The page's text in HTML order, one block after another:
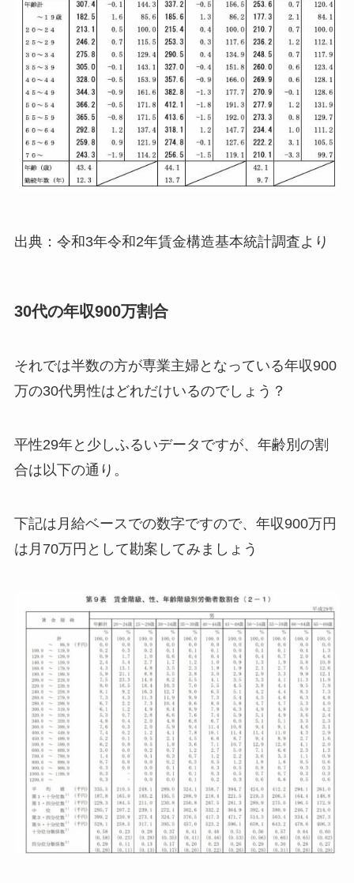
出典：令和3年令和2年賃金構造基本統計調査より
30代の年収900万割合
それでは半数の方が専業主婦となっている年収900
万の30代男性はどれだけいるのでしょう？
平性29年と少しふるいデータですが、年齢別の割
合は以下の通り。
下記は月給ベースでの数字ですので、年収900万円
は月70万円として勘案してみましょう